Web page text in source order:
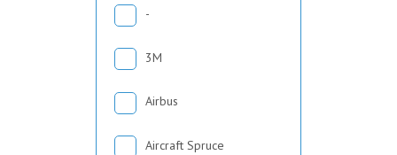
-
3М
Airbus
Aircraft Spruce